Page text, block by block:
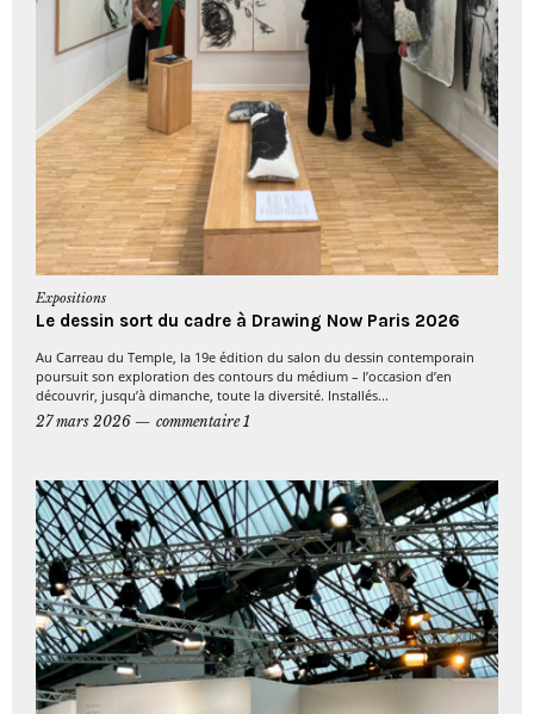
Expositions
Le dessin sort du cadre à Drawing Now Paris 2026
Au Carreau du Temple, la 19e édition du salon du dessin contemporain
poursuit son exploration des contours du médium – l’occasion d’en
découvrir, jusqu’à dimanche, toute la diversité. Installés...
27 mars 2026
commentaire 1